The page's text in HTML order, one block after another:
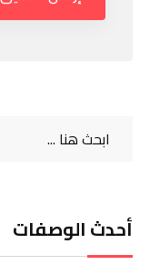
أحدث الوصفات